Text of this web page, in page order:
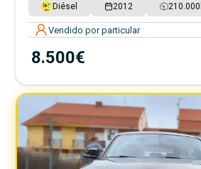
Diésel 2012 210.000
Vendido por particular
8.500€